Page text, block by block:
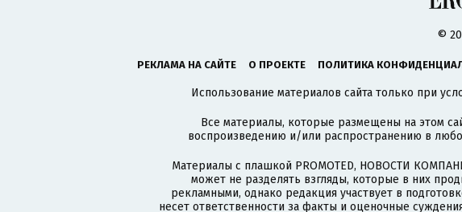
©
РЕКЛАМА НА САЙТЕ О ПРОЕКТЕ ПОЛИТИКА
Использование материалов сайта только при
Все материалы, которые размещены на этом
воспроизведению и/или распространению в
Материалы с плашкой PROMOTED, НОВОСТИ
может не разделять взгляды, которые в них
рекламными, однако редакция участвует в
несет ответственности за факты и оценочные